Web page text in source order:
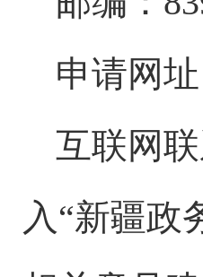
申请网
互联网
入“新疆政